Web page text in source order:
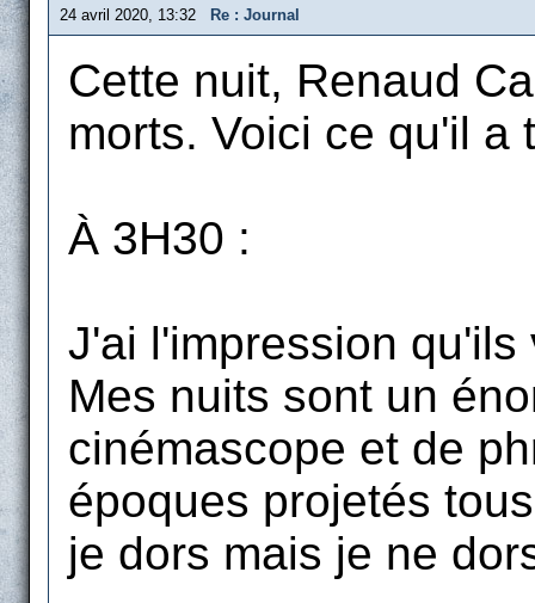
24 avril 2020, 13:32 Re : Journal
Cette nuit, Renaud
morts. Voici ce qu'il a
À 3H30 :
J'ai l'impression
Mes nuits sont un
cinémascope et de
époques projetés
je dors mais je ne